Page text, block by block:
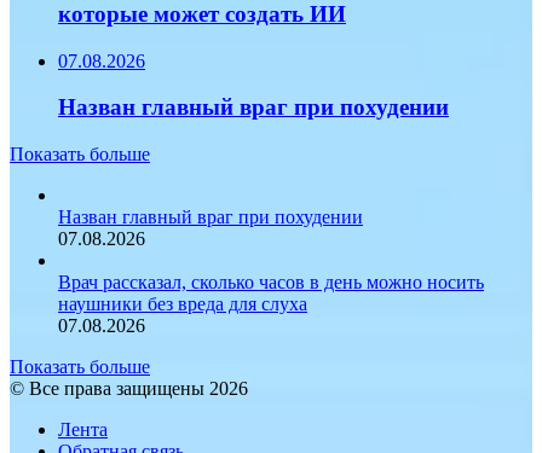
которые может создать ИИ
07.08.2026
Назван главный враг при похудении
Показать больше
Назван главный враг при похудении
07.08.2026
Врач рассказал, сколько часов в день можно носить
наушники без вреда для слуха
07.08.2026
Показать больше
© Все права защищены 2026
Лента